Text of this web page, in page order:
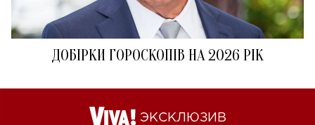
ДОБІРКИ ГОРОСКОПІВ НА 2026 РІК
ЭКСКЛЮЗИВ